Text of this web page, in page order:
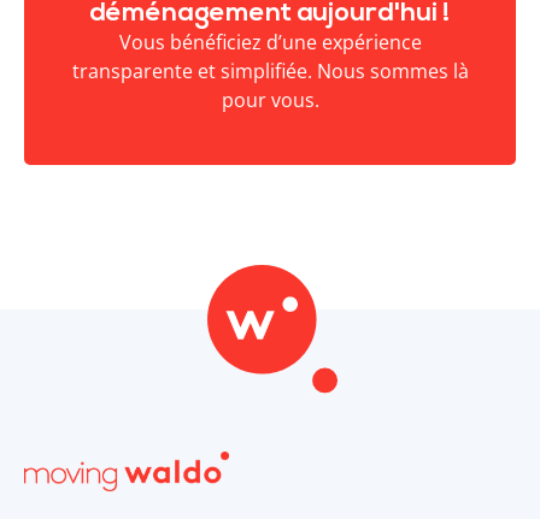
Obtenez votre meilleur prix de
déménagement aujourd'hui !
Vous bénéficiez d’une expérience
transparente et simplifiée. Nous sommes là